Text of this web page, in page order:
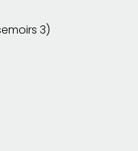
3)